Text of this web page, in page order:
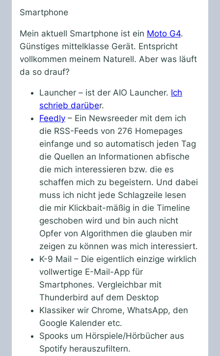
Smartphone
Mein aktuell Smartphone ist ein Moto G4.
Günstiges mittelklasse Gerät. Entspricht
vollkommen meinem Naturell. Aber was läuft
da so drauf?
Launcher – ist der AIO Launcher. Ich
schrieb darüber.
Feedly – Ein Newsreeder mit dem ich
die RSS-Feeds von 276 Homepages
einfange und so automatisch jeden Tag
die Quellen an Informationen abfische
die mich interessieren bzw. die es
schaffen mich zu begeistern. Und dabei
muss ich nicht jede Schlagzeile lesen
die mir Klickbait-mäßig in die Timeline
geschoben wird und bin auch nicht
Opfer von Algorithmen die glauben mir
zeigen zu können was mich interessiert.
K-9 Mail – Die eigentlich einzige wirklich
vollwertige E-Mail-App für
Smartphones. Vergleichbar mit
Thunderbird auf dem Desktop
Klassiker wir Chrome, WhatsApp, den
Google Kalender etc.
Spooks um Hörspiele/Hörbücher aus
Spotify herauszufiltern.